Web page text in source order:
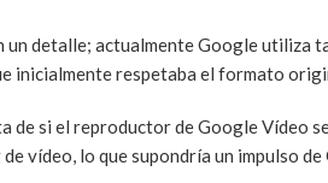
un detalle; actualmente Google
inicialmente respetaba el formato
de si el reproductor de Google Vídeo
vídeo, lo que supondría un impulso